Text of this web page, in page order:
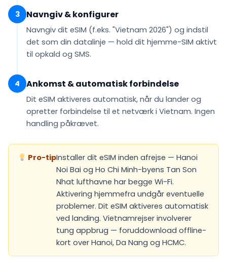
3 Navngiv & konfigurer
Navngiv dit eSIM (f.eks. "Vietnam 2026") og indstil
det som din datalinje — hold dit hjemme-SIM aktivt
til opkald og SMS.
4 Ankomst & automatisk forbindelse
Dit eSIM aktiveres automatisk, når du lander og
opretter forbindelse til et netværk i Vietnam. Ingen
handling påkrævet.
Pro-tipInstaller dit eSIM inden afrejse — Hanoi
Noi Bai og Ho Chi Minh-byens Tan Son
Nhat lufthavne har begge Wi-Fi.
Aktivering hjemmefra undgår eventuelle
problemer. Dit eSIM aktiveres automatisk
ved landing. Vietnamrejser involverer
tung appbrug — foruddownload offline-
kort over Hanoi, Da Nang og HCMC.